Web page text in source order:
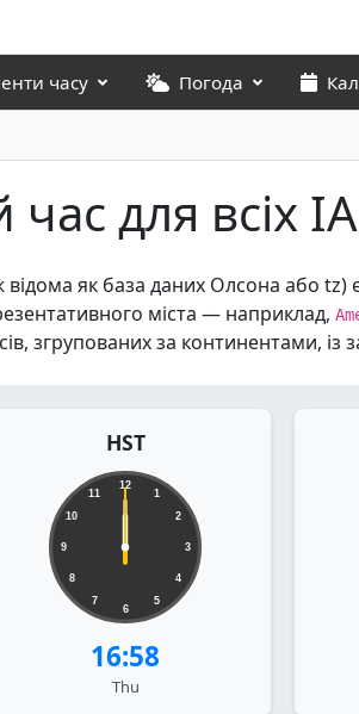
часу Погода
для всіх
як база даних Олсона або
міста — наприклад,
згрупованих за континентами,
HST
12
1
2
3
4
5
6
7
8
9
10
11
16:58
Thu